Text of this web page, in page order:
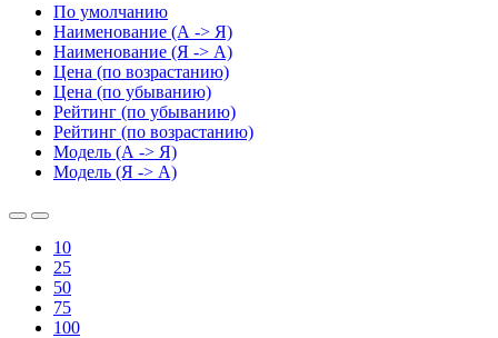
По умолчанию
Наименование (А -> Я)
Наименование (Я -> А)
Цена (по возрастанию)
Цена (по убыванию)
Рейтинг (по убыванию)
Рейтинг (по возрастанию)
Модель (А -> Я)
Модель (Я -> А)
10
25
50
75
100